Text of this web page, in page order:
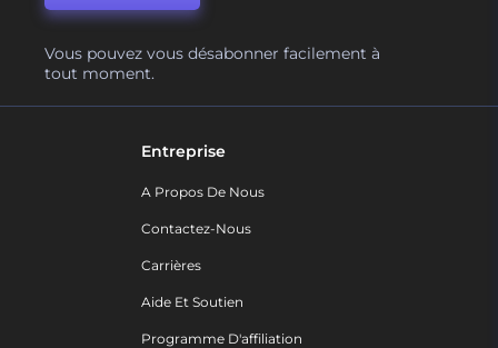
Vous pouvez vous désabonner facilement à
tout moment.
Entreprise
A Propos De Nous
Contactez-Nous
Carrières
Aide Et Soutien
Programme D'affiliation